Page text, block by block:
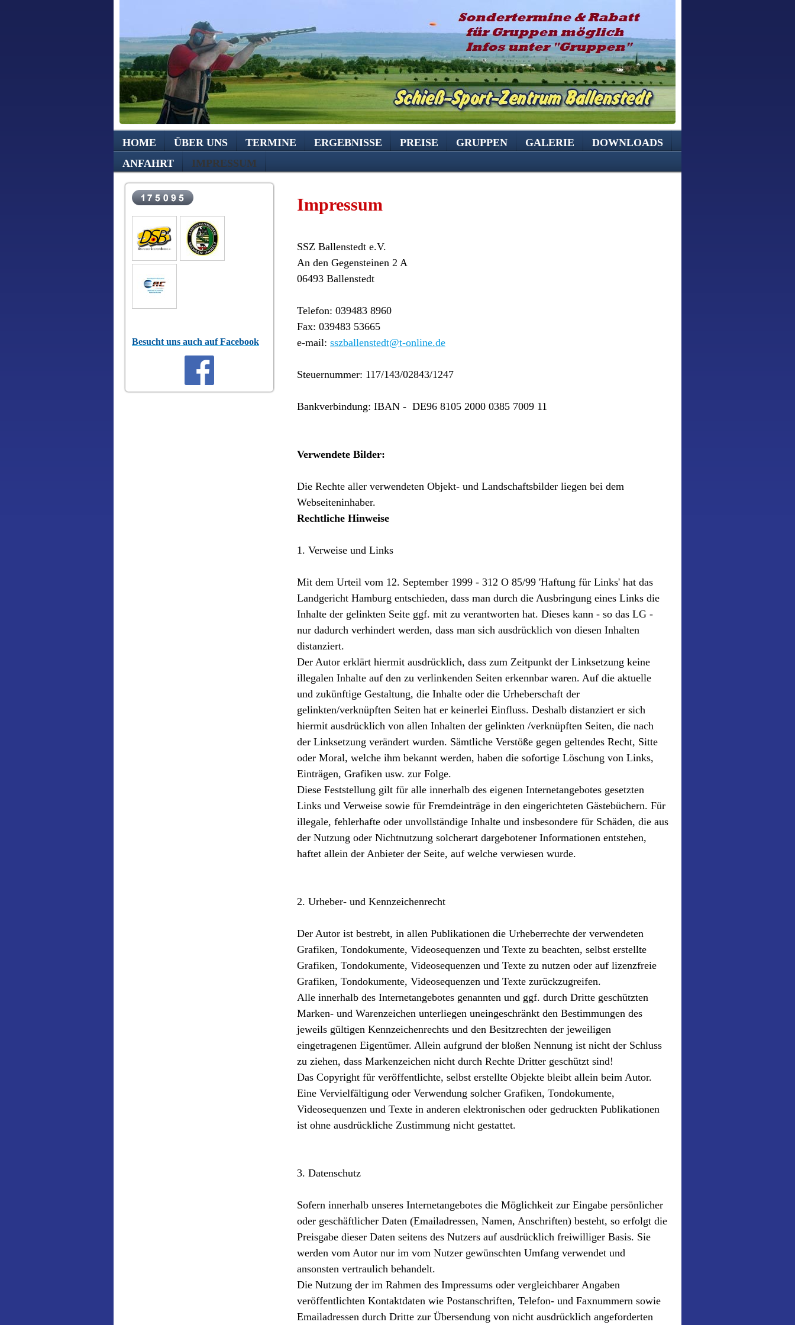
HOME ÜBER UNS TERMINE ERGEBNISSE PREISE GRUPPEN GALERIE
DOWNLOADS
ANFAHRT
IMPRESSUM
Besucht uns auch auf Facebook
Impressum
SSZ Ballenstedt e.V.
An den Gegensteinen 2 A
06493 Ballenstedt
Telefon: 039483 8960
Fax: 039483 53665
e-mail: sszballenstedt@t-online.de
Steuernummer: 117/143/02843/1247
Bankverbindung: IBAN - DE96 8105 2000 0385 7009 11
Verwendete Bilder:
Die Rechte aller verwendeten Objekt- und Landschaftsbilder liegen bei dem
Webseiteninhaber.
Rechtliche Hinweise
1. Verweise und Links
Mit dem Urteil vom 12. September 1999 - 312 O 85/99 ­'Haftung für Links'­ hat das
Landgericht Hamburg entschieden, dass man durch die Ausbringung eines Links die
Inhalte der gelinkten Seite ggf. mit zu verantworten hat. Dieses kann - so das LG -
nur dadurch verhindert werden, dass man sich ausdrücklich von diesen Inhalten
distanziert.
Der Autor erklärt hiermit ausdrücklich, dass zum Zeitpunkt der Linksetzung keine
illegalen Inhalte auf den zu verlinkenden Seiten erkennbar waren. Auf die aktuelle
und zukünftige Gestaltung, die Inhalte oder die Urheberschaft der
gelinkten/verknüpften Seiten hat er keinerlei Einfluss. Deshalb distanziert er sich
hiermit ausdrücklich von allen Inhalten der gelinkten /verknüpften Seiten, die nach
der Linksetzung verändert wurden. Sämtliche Verstöße gegen geltendes Recht, Sitte
oder Moral, welche ihm bekannt werden, haben die sofortige Löschung von Links,
Einträgen, Grafiken usw. zur Folge.
Diese Feststellung gilt für alle innerhalb des eigenen Internetangebotes gesetzten
Links und Verweise sowie für Fremdeinträge in den eingerichteten Gästebüchern. Für
illegale, fehlerhafte oder unvollständige Inhalte und insbesondere für Schäden, die aus
der Nutzung oder Nichtnutzung solcherart dargebotener Informationen entstehen,
haftet allein der Anbieter der Seite, auf welche verwiesen wurde.
2. Urheber- und Kennzeichenrecht
Der Autor ist bestrebt, in allen Publikationen die Urheberrechte der verwendeten
Grafiken, Tondokumente, Videosequenzen und Texte zu beachten, selbst erstellte
Grafiken, Tondokumente, Videosequenzen und Texte zu nutzen oder auf lizenzfreie
Grafiken, Tondokumente, Videosequenzen und Texte zurückzugreifen.
Alle innerhalb des Internetangebotes genannten und ggf. durch Dritte geschützten
Marken- und Warenzeichen unterliegen uneingeschränkt den Bestimmungen des
jeweils gültigen Kennzeichenrechts und den Besitzrechten der jeweiligen
eingetragenen Eigentümer. Allein aufgrund der bloßen Nennung ist nicht der Schluss
zu ziehen, dass Markenzeichen nicht durch Rechte Dritter geschützt sind!
Das Copyright für veröffentlichte, selbst erstellte Objekte bleibt allein beim Autor.
Eine Vervielfältigung oder Verwendung solcher Grafiken, Tondokumente,
Videosequenzen und Texte in anderen elektronischen oder gedruckten Publikationen
ist ohne ausdrückliche Zustimmung nicht gestattet.
3. Datenschutz
Sofern innerhalb unseres Internetangebotes die Möglichkeit zur Eingabe persönlicher
oder geschäftlicher Daten (Emailadressen, Namen, Anschriften) besteht, so erfolgt die
Preisgabe dieser Daten seitens des Nutzers auf ausdrücklich freiwilliger Basis. Sie
werden vom Autor nur im vom Nutzer gewünschten Umfang verwendet und
ansonsten vertraulich behandelt.
Die Nutzung der im Rahmen des Impressums oder vergleichbarer Angaben
veröffentlichten Kontaktdaten wie Postanschriften, Telefon- und Faxnummern sowie
Emailadressen durch Dritte zur Übersendung von nicht ausdrücklich angeforderten